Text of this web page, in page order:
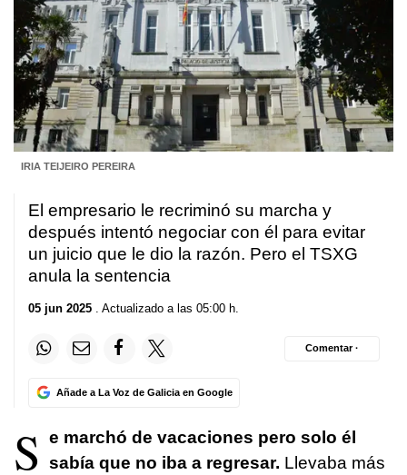
IRIA TEIJEIRO PEREIRA
El empresario le recriminó su marcha y
después intentó negociar con él para evitar
un juicio que le dio la razón. Pero el TSXG
anula la sentencia
05 jun 2025 . Actualizado a las 05:00 h.
Añade a La Voz de Galicia en Google
Comentar ·
S
e marchó de vacaciones pero solo él
sabía que no iba a regresar. Llevaba más